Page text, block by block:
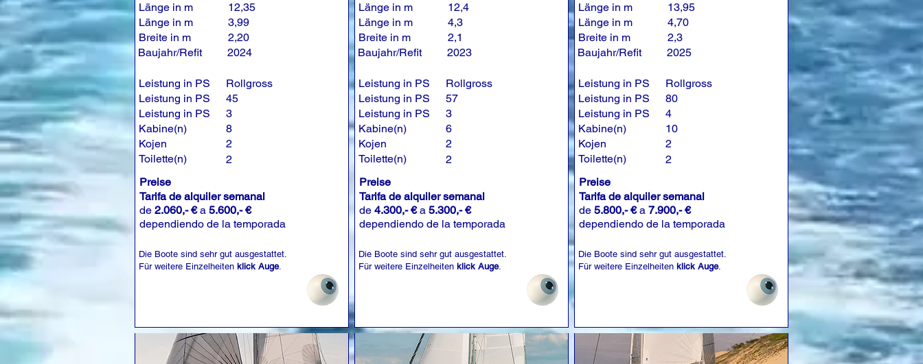
Länge in m
Länge in m
Breite in m
Baujahr/Refit
Leistung in PS
Leistung in PS
Leistung in PS
Kabine(n)
Kojen
Toilette(n)
12,35
3,99
2,20
2024
Rollgross
45
3
8
2
2
Preise
Tarifa de alquiler semanal
de 2.060,- €a 5.600,- €
dependiendo de la temporada
Die Boote sind sehr gut ausgestattet.
Für weitere Einzelheiten klick Auge.
Länge in m
Länge in m
Breite in m
Baujahr/Refit
Leistung in PS
Leistung in PS
Leistung in PS
Kabine(n)
Kojen
Toilette(n)
12,4
4,3
2,1
2023
Rollgross
57
3
6
2
2
Preise
Tarifa de alquiler semanal
de 4.300,- €a 5.300,- €
dependiendo de la temporada
Die Boote sind sehr gut ausgestattet.
Für weitere Einzelheiten klick Auge.
Länge in m
Länge in m
Breite in m
Baujahr/Refit
Leistung in PS
Leistung in PS
Leistung in PS
Kabine(n)
Kojen
Toilette(n)
13,95
4,70
2,3
2025
Rollgross
80
4
10
2
2
Preise
Tarifa de alquiler semanal
de 5.800,- €a 7.900,- €
dependiendo de la temporada
Die Boote sind sehr gut ausgestattet.
Für weitere Einzelheiten klick Auge.